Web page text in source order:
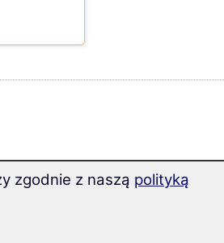
zgodnie z naszą polityką